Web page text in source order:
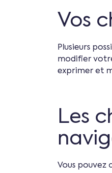
Vos
Plusieurs
modifier
exprimer et
Les
Vous pouvez